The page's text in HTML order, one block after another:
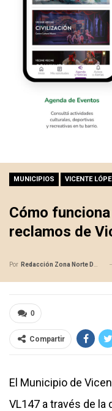
MUNICIPIOS VICENTE
Cómo
reclamos de
Por Redacción Zona Norte Daily
0
Compartir
El Municipio de
VL147 a través de la